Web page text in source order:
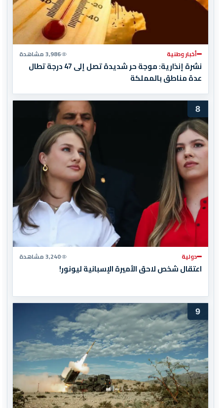
أخبار وطنية 3,986 مشاهدة
نشرة إنذارية: موجة حر شديدة تصل إلى 47 درجة تطال
عدة مناطق بالمملكة
8
دولية 3,240 مشاهدة
اعتقال شخص لاحق الأميرة الإسبانية ليونور!
9